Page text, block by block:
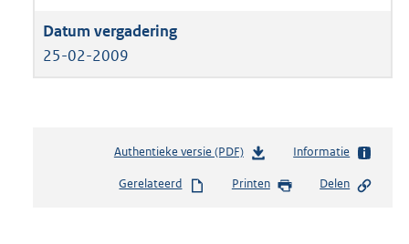
25-02-2009
Authentieke versie (PDF)b
s
Informatie
Gerelateerd Printen Delen